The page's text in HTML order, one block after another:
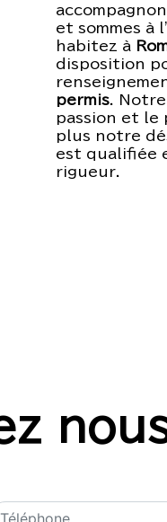
et sommes à
habitez à
disposition
permis.
passion et le
plus notre
est qualifiée
rigueur.